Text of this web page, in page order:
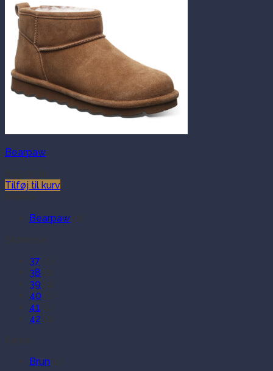
Bearpaw
Tilføj til kurv
Bearpaw
37
38
39
40
41
42
Brun